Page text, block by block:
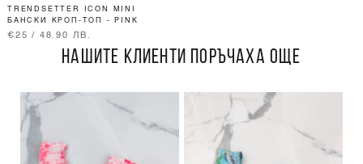
TRENDSETTER ICON MINI
БАНСКИ КРОП-ТОП - PINK
€25 / 48.90 ЛВ.
НАШИТЕ КЛИЕНТИ ПОРЪЧАХА ОЩЕ